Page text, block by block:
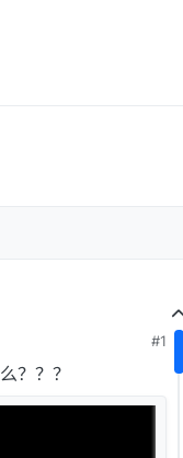
#1
？？？